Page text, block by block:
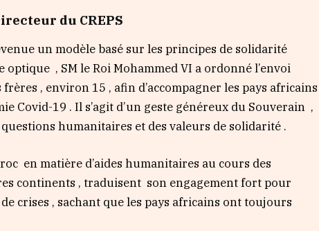
du CREPS
un modèle basé sur les principes de solidarité
, SM le Roi Mohammed VI a ordonné l’envoi
, environ 15 , afin d’accompagner les pays africains
Covid-19 . Il s’agit d’un geste généreux du Souverain ,
humanitaires et des valeurs de solidarité .
en matière d’aides humanitaires au cours des
continents , traduisent son engagement fort pour
crises , sachant que les pays africains ont toujours